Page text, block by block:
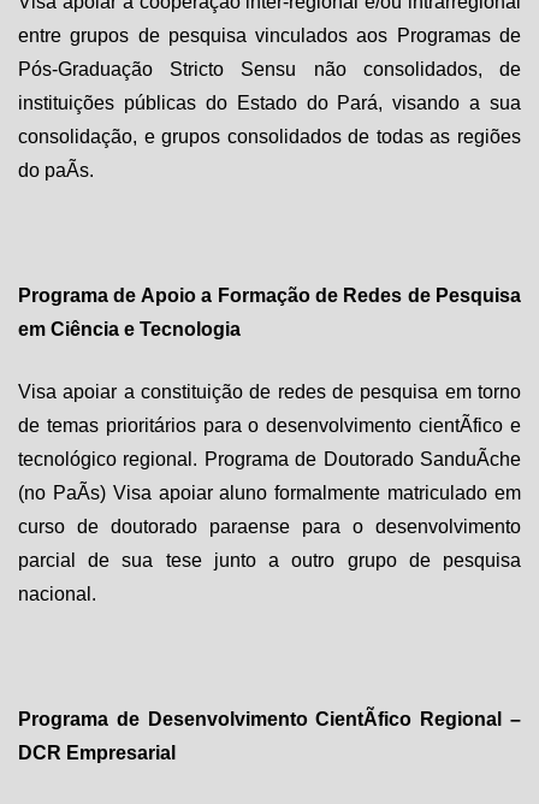
entre grupos de pesquisa vinculados aos Programas de
Pós-Graduação Stricto Sensu não consolidados, de
instituições públicas do Estado do Pará, visando a sua
consolidação, e grupos consolidados de todas as regiões
do paÃ­s.
Programa de Apoio a Formação de Redes de Pesquisa
em Ciência e Tecnologia
Visa apoiar a constituição de redes de pesquisa em torno
de temas prioritários para o desenvolvimento cientÃ­fico e
tecnológico regional. Programa de Doutorado SanduÃ­che
(no PaÃ­s) Visa apoiar aluno formalmente matriculado em
curso de doutorado paraense para o desenvolvimento
parcial de sua tese junto a outro grupo de pesquisa
nacional.
Programa de Desenvolvimento CientÃ­fico Regional –
DCR Empresarial